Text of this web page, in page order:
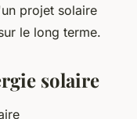
projet solaire
le long terme.
solaire